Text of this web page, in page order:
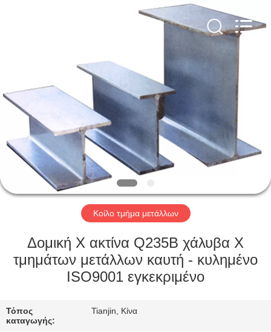
ΣΕΛΊΔΑ
ΠΡΟΪΌΝΤΑ
ΣΧΕΤΙΚΆ
ΜΕ
ΕΜΆΣ
ΕΡΓΟΣΤΆΣΙΟ
ΠΕΡΙΉΓΗΣΗ
ΈΛΕΓΧΟΣ
Κοίλο τμήμα μετάλλων
Δομική Χ ακτίνα Q235B χάλυβα Χ
τμημάτων μετάλλων καυτή - κυλημένο
ISO9001 εγκεκριμένο
Τόπος
καταγωγής:
Tianjin, Κίνα